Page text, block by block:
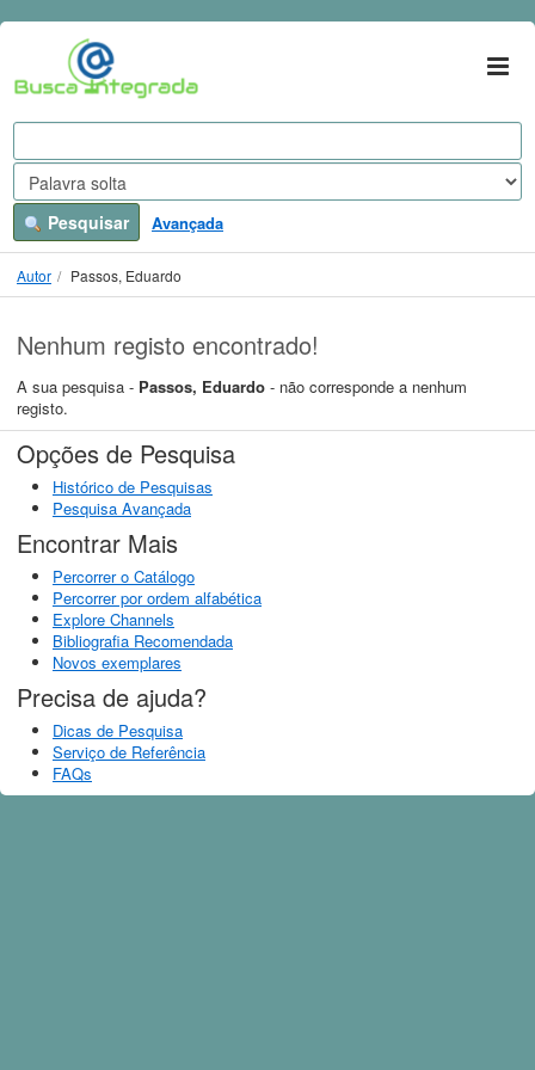
A sua pesquisa -
Ir para o conteúdo
VuFind
Pesquisar Avançada
Autor Passos, Eduardo
Nenhum registo encontrado!
A sua pesquisa - Passos, Eduardo - não corresponde a nenhum
registo.
Opções de Pesquisa
Histórico de Pesquisas
Pesquisa Avançada
Encontrar Mais
Percorrer o Catálogo
Percorrer por ordem alfabética
Explore Channels
Bibliografia Recomendada
Novos exemplares
Precisa de ajuda?
Dicas de Pesquisa
Serviço de Referência
FAQs